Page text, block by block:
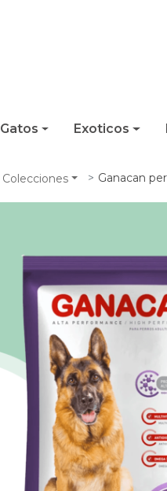
Gatos Exoticos
Colecciones Ganacan